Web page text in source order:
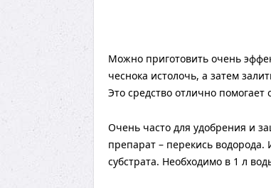
Можно приготовить очень
чеснока истолочь, а затем
Это средство отлично помогает
Очень часто для удобрения и
препарат – перекись
субстрата. Необходимо в 1 л